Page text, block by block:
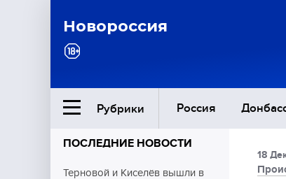
Новороссия
Рубрики Россия
Ближний Восток
ПОСЛЕДНИЕ НОВОСТИ
Терновой и Киселёв вышли в
18